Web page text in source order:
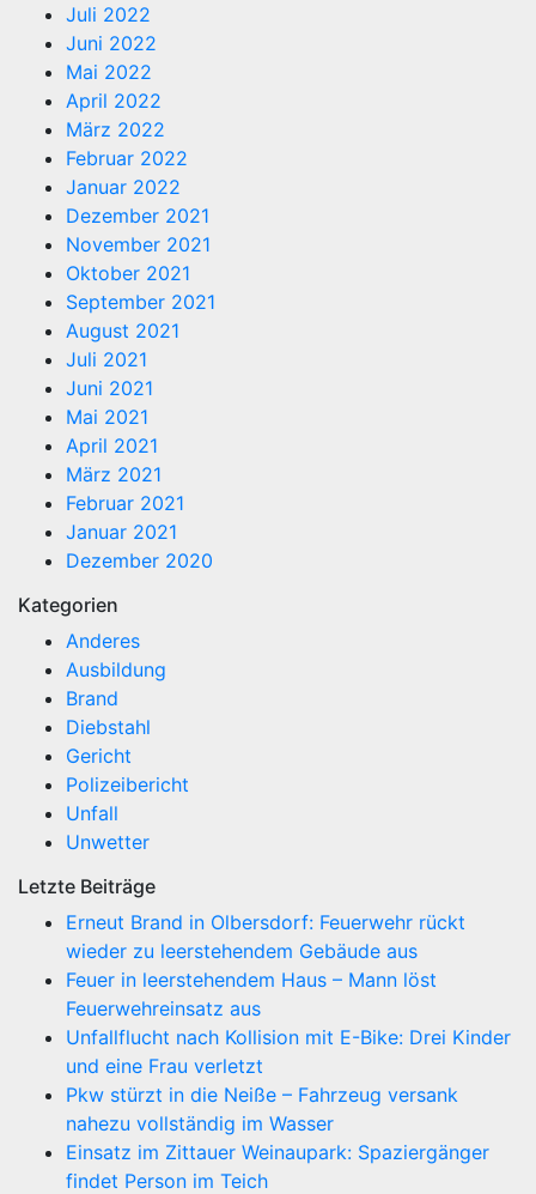
Juli 2022
Juni 2022
Mai 2022
April 2022
März 2022
Februar 2022
Januar 2022
Dezember 2021
November 2021
Oktober 2021
September 2021
August 2021
Juli 2021
Juni 2021
Mai 2021
April 2021
März 2021
Februar 2021
Januar 2021
Dezember 2020
Kategorien
Anderes
Ausbildung
Brand
Diebstahl
Gericht
Polizeibericht
Unfall
Unwetter
Letzte Beiträge
Erneut Brand in Olbersdorf: Feuerwehr rückt
wieder zu leerstehendem Gebäude aus
Feuer in leerstehendem Haus – Mann löst
Feuerwehreinsatz aus
Unfallflucht nach Kollision mit E-Bike: Drei Kinder
und eine Frau verletzt
Pkw stürzt in die Neiße – Fahrzeug versank
nahezu vollständig im Wasser
Einsatz im Zittauer Weinaupark: Spaziergänger
findet Person im Teich